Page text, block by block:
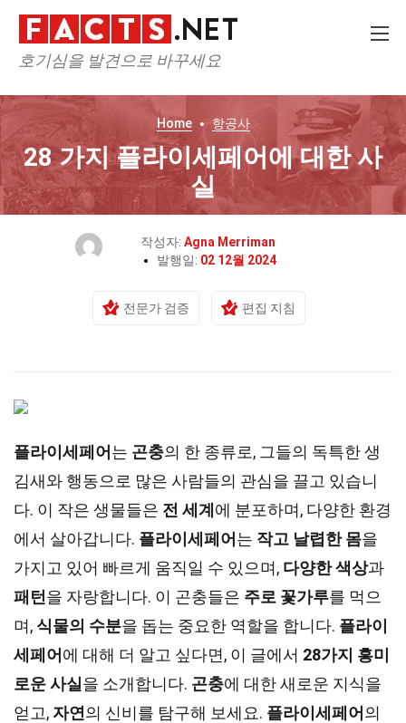
호기심을 발견으로 바꾸세요
Home 항공사
28 가지 플라이세페어에 대한 사
실
작성자: Agna Merriman
발행일: 02 12월 2024
전문가 검증 편집 지침
플라이세페어 는 곤충의 한 종류로, 그들의 독특한 생
김새와 행동으로 많은 사람들의 관심을 끌고 있습니
다. 이 작은 생물들은 전 세계 에 분포하며, 다양한 환경
에서 살아갑니다. 플라이세페어 는 작고 날렵한 몸을
가지고 있어 빠르게 움직일 수 있으며, 다양한 색상과
패턴 을 자랑합니다. 이 곤충들은 주로 꽃가루를 먹으
며, 식물의 수분을 돕는 중요한 역할을 합니다. 플라이
세페어 에 대해 더 알고 싶다면, 이 글에서 28가지 흥미
로운 사실 을 소개합니다. 곤충에 대한 새로운 지식을
얻고, 자연 의 신비를 탐구해 보세요. 플라이세페어 의